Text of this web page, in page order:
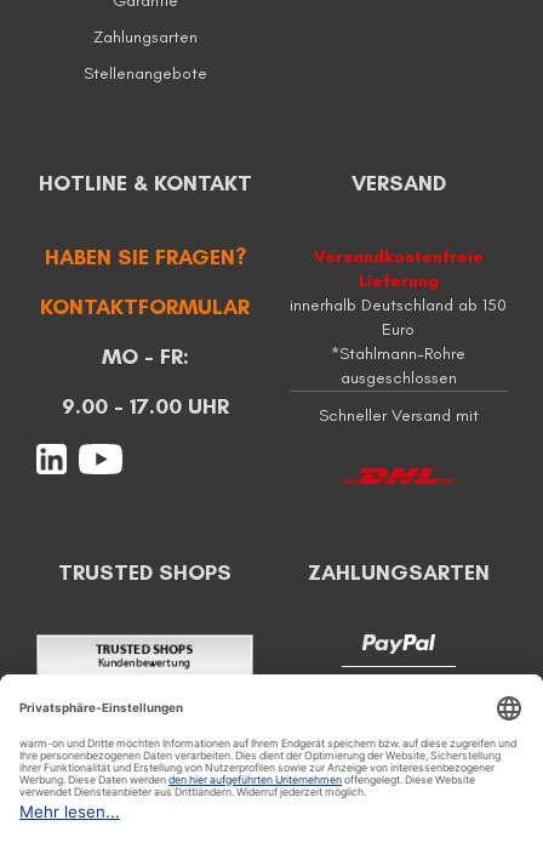
Zahlungsarten
Stellenangebote
HOTLINE & KONTAKT
HABEN SIE FRAGEN?
KONTAKTFORMULAR
MO - FR:
9.00 - 17.00 UHR
VERSAND
Versandkostenfreie
Lieferung
innerhalb Deutschland ab 150
Euro
*Stahlmann-Rohre
ausgeschlossen
Schneller Versand mit
TRUSTED SHOPS ZAHLUNGSARTEN